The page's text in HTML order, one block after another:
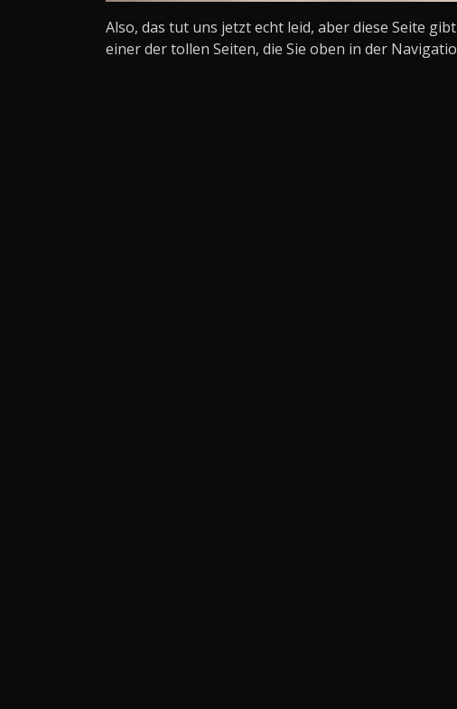
Also, das tut uns jetzt echt leid, aber diese Seite
einer der tollen Seiten, die Sie oben in der